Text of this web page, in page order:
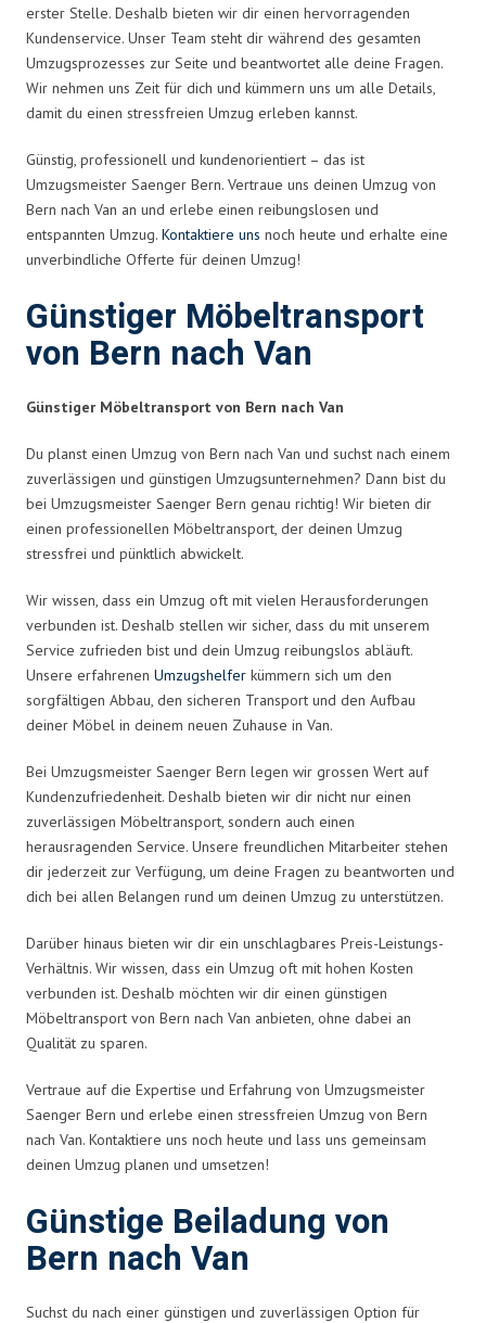
erster Stelle. Deshalb bieten wir dir einen hervorragenden
Kundenservice. Unser Team steht dir während des gesamten
Umzugsprozesses zur Seite und beantwortet alle deine Fragen.
Wir nehmen uns Zeit für dich und kümmern uns um alle Details,
damit du einen stressfreien Umzug erleben kannst.
Günstig, professionell und kundenorientiert – das ist
Umzugsmeister Saenger Bern. Vertraue uns deinen Umzug von
Bern nach Van an und erlebe einen reibungslosen und
entspannten Umzug. Kontaktiere uns noch heute und erhalte eine
unverbindliche Offerte für deinen Umzug!
Günstiger Möbeltransport
von Bern nach Van
Günstiger Möbeltransport von Bern nach Van
Du planst einen Umzug von Bern nach Van und suchst nach einem
zuverlässigen und günstigen Umzugsunternehmen? Dann bist du
bei Umzugsmeister Saenger Bern genau richtig! Wir bieten dir
einen professionellen Möbeltransport, der deinen Umzug
stressfrei und pünktlich abwickelt.
Wir wissen, dass ein Umzug oft mit vielen Herausforderungen
verbunden ist. Deshalb stellen wir sicher, dass du mit unserem
Service zufrieden bist und dein Umzug reibungslos abläuft.
Unsere erfahrenen Umzugshelfer kümmern sich um den
sorgfältigen Abbau, den sicheren Transport und den Aufbau
deiner Möbel in deinem neuen Zuhause in Van.
Bei Umzugsmeister Saenger Bern legen wir grossen Wert auf
Kundenzufriedenheit. Deshalb bieten wir dir nicht nur einen
zuverlässigen Möbeltransport, sondern auch einen
herausragenden Service. Unsere freundlichen Mitarbeiter stehen
dir jederzeit zur Verfügung, um deine Fragen zu beantworten und
dich bei allen Belangen rund um deinen Umzug zu unterstützen.
Darüber hinaus bieten wir dir ein unschlagbares Preis-Leistungs-
Verhältnis. Wir wissen, dass ein Umzug oft mit hohen Kosten
verbunden ist. Deshalb möchten wir dir einen günstigen
Möbeltransport von Bern nach Van anbieten, ohne dabei an
Qualität zu sparen.
Vertraue auf die Expertise und Erfahrung von Umzugsmeister
Saenger Bern und erlebe einen stressfreien Umzug von Bern
nach Van. Kontaktiere uns noch heute und lass uns gemeinsam
deinen Umzug planen und umsetzen!
Günstige Beiladung von
Bern nach Van
Suchst du nach einer günstigen und zuverlässigen Option für